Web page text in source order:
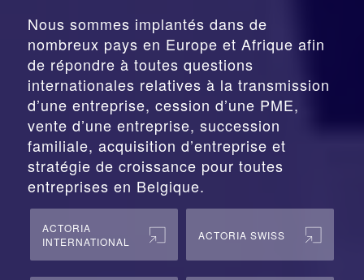
Nous sommes implantés dans de
nombreux pays en Europe et Afrique afin
de répondre à toutes questions
internationales relatives à la transmission
d’une entreprise, cession d’une PME,
vente d’une entreprise, succession
familiale, acquisition d’entreprise et
stratégie de croissance pour toutes
entreprises en Belgique.
ACTORIA
INTERNATIONAL
ACTORIA SWISS